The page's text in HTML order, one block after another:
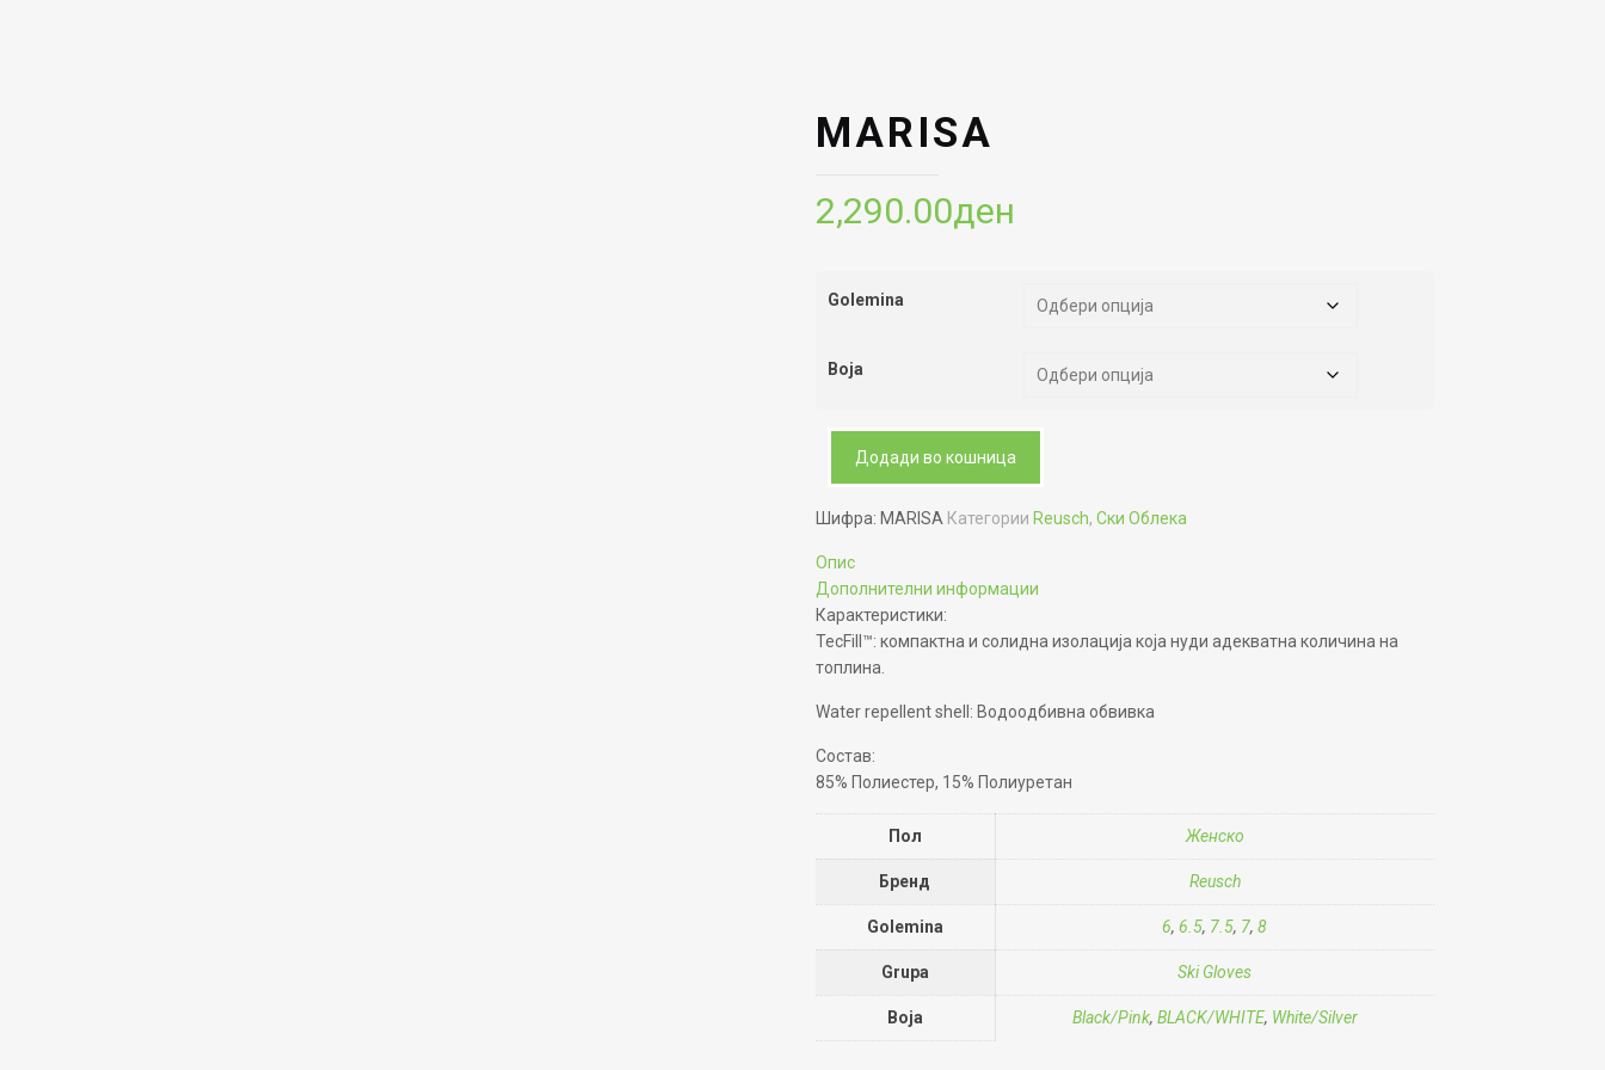
MARISA
2,290.00ден
Golemina
Boja
Додади во кошница
Шифра: MARISA Категории Reusch, Ски Облека
Опис
Дополнителни информации
Карактеристики:
TecFill™: компактна и солидна изолација која нуди адекватна количина на
топлина.
Water repellent shell: Водоодбивна обвивка
Состав:
85% Полиестер, 15% Полиуретан
Пол Женско
Бренд Reusch
Golemina 6,6.5, 7.5, 7,8
Grupa Ski Gloves
Boja Black/Pink, BLACK/WHITE, White/Silver